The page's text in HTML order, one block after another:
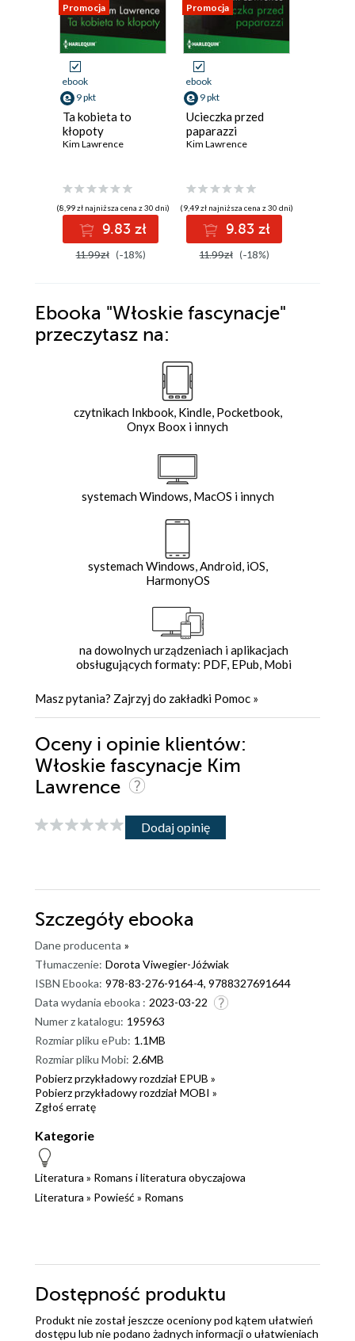
Promocja
ebook
9 pkt
Ta kobieta to
kłopoty
Kim Lawrence
(8,99 zł najniższa cena z 30 dni)
9.83 zł
11.99zł (-18%)
Promocja
ebook
9 pkt
Ucieczka przed
paparazzi
Kim Lawrence
(9,49 zł najniższa cena z 30 dni)
9.83 zł
11.99zł (-18%)
Ebooka "Włoskie fascynacje"
przeczytasz na:
czytnikach Inkbook, Kindle, Pocketbook,
Onyx Boox i innych
systemach Windows, MacOS i innych
systemach Windows, Android, iOS,
HarmonyOS
na dowolnych urządzeniach i aplikacjach
obsługujących formaty: PDF, EPub, Mobi
Masz pytania? Zajrzyj do zakładki Pomoc »
Oceny i opinie klientów:
Włoskie fascynacje Kim
Lawrence
Dodaj opinię
Szczegóły ebooka
Dane producenta »
Tłumaczenie: Dorota Viwegier-Jóźwiak
ISBN Ebooka: 978-83-276-9164-4, 9788327691644
Data wydania ebooka : 2023-03-22
Numer z katalogu: 195963
Rozmiar pliku ePub: 1.1MB
Rozmiar pliku Mobi: 2.6MB
Pobierz przykładowy rozdział EPUB »
Pobierz przykładowy rozdział MOBI »
Zgłoś erratę
Kategorie
Literatura » Romans i literatura obyczajowa
Literatura » Powieść » Romans
Dostępność produktu
Produkt nie został jeszcze oceniony pod kątem ułatwień
dostępu lub nie podano żadnych informacji o ułatwieniach